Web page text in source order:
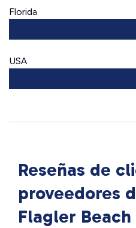
Florida
USA
Reseñas de
proveedores
Flagler Beach